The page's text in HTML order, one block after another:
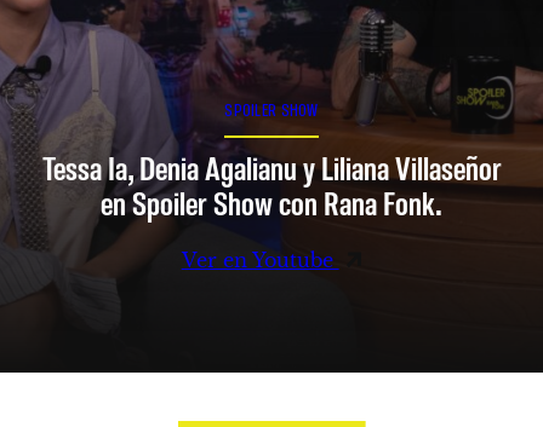
SPOILER SHOW
Tessa Ia, Denia Agalianu y Liliana Villaseñor
en Spoiler Show con Rana Fonk.
Ver en Youtube